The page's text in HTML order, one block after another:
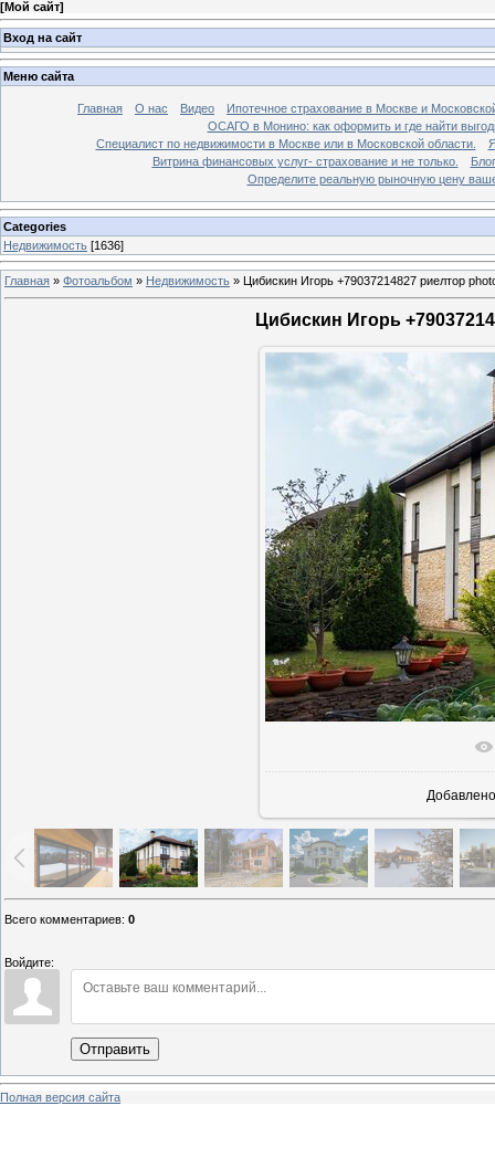
[Мой сайт]
Вход на сайт
Меню сайта
Главная О нас Видео
Ипотечное страхование в Москве и
ОСАГО в Монино: как оформить и где найти
Специалист по недвижимости в Москве или в Московской области.
Витрина финансовых услуг- страхование и не только.
Блог
Определите реальную рыночную цену
Categories
Недвижимость [1636]
Главная » Фотоальбом » Недвижимость » Цибискин Игорь +79037214827 риелтор
Цибискин Игорь
В
Добавлено
Всего комментариев: 0
Войдите:
Отправить
Полная версия сайта